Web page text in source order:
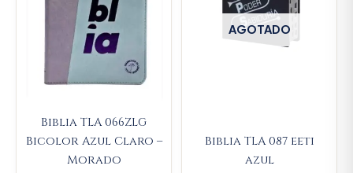
Biblia TLA 066ZLG
Bicolor Azul Claro –
Morado
AGOTADO
Biblia TLA 087 eeti
azul